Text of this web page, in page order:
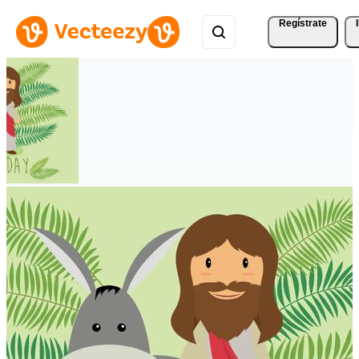
Regístrate